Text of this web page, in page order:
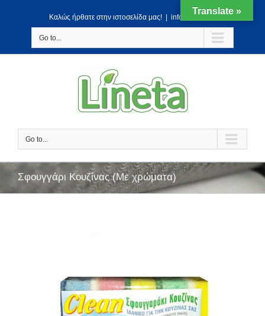
Kαλώς ήρθατε στην ιστοσελίδα μας! info@lineta.gr
Go to...
Go to...
Σφουγγάρι Κουζίνας (Με χρώματα)
Translate »